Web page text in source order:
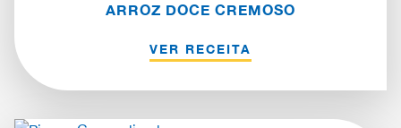
ARROZ DOCE CREMOSO
VER RECEITA